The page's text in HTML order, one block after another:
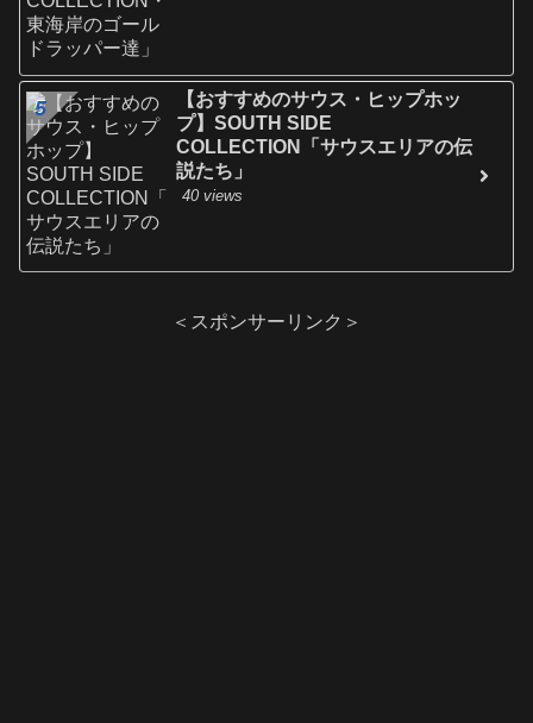
【おすすめのサウス・ヒップホッ
プ】SOUTH SIDE
COLLECTION「サウスエリアの伝
説たち」
40 views
＜スポンサーリンク＞